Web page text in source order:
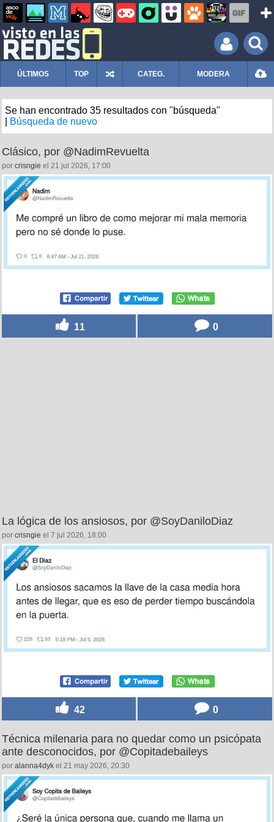
ÚLTIMOS TOP CATEG. MODERA
Se han encontrado 35 resultados con "búsqueda"
Búsqueda de nuevo
Clásico, por @NadimRevuelta
por crisngie el 21 jul 2026, 17:00
11 0
La lógica de los ansiosos, por @SoyDaniloDiaz
por crisngie el 7 jul 2026, 18:00
42 0
Técnica milenaria para no quedar como un psicópata
ante desconocidos, por @Copitadebaileys
por alanna4dyk el 21 may 2026, 20:30